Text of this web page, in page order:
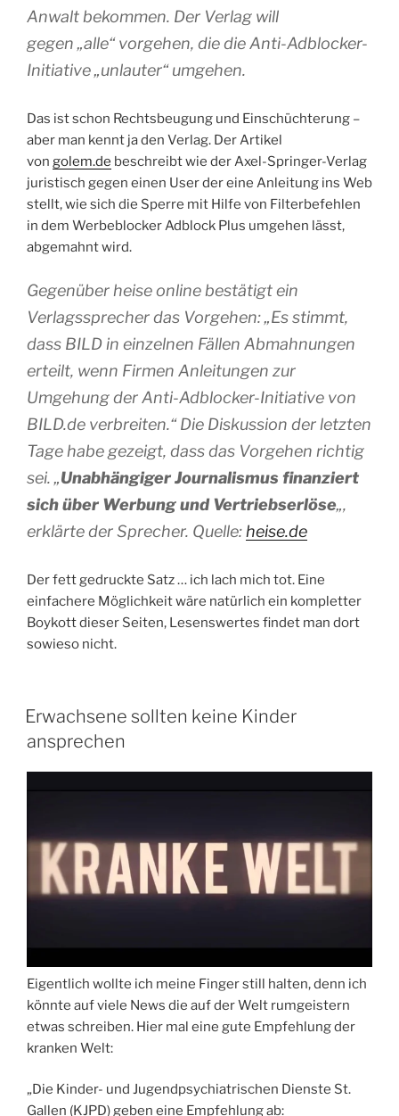
Anwalt bekommen. Der Verlag will
gegen „alle“vorgehen, die die Anti-Adblocker-
Initiative„unlauter“umgehen.
Das ist schon Rechtsbeugung und Einschüchterung –
aber man kennt ja den Verlag. Der Artikel
von golem.de beschreibt wie der Axel-Springer-Verlag
juristisch gegen einen User der eine Anleitung ins Web
stellt, wie sich die Sperre mit Hilfe von Filterbefehlen
in dem Werbeblocker Adblock Plus umgehen lässt,
abgemahnt wird.
Gegenüber heise online bestätigt ein
Verlagssprecher das Vorgehen: „Es stimmt,
dass BILD in einzelnen Fällen Abmahnungen
erteilt, wenn Firmen Anleitungen zur
Umgehung der Anti-Adblocker-Initiative von
BILD.de verbreiten.“ Die Diskussion der letzten
Tage habe gezeigt, dass das Vorgehen richtig
sei. „Unabhängiger Journalismus finanziert
sich über Werbung und Vertriebserlöse„,
erklärte der Sprecher. Quelle: heise.de
Der fett gedruckte Satz … ich lach mich tot. Eine
einfachere Möglichkeit wäre natürlich ein kompletter
Boykott dieser Seiten, Lesenswertes findet man dort
sowieso nicht.
VERÖFFENTLICHT
AM
Erwachsene sollten keine Kinder
ansprechen
Eigentlich wollte ich meine Finger still halten, denn ich
könnte auf viele News die auf der Welt rumgeistern
etwas schreiben. Hier mal eine gute Empfehlung der
kranken Welt:
„Die Kinder- und Jugendpsychiatrischen Dienste St.
Gallen (KJPD) geben eine Empfehlung ab: